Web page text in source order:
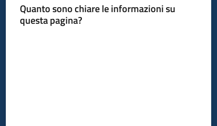
europeo
Plus
Quanto sono chiare le informazioni su
questa pagina?